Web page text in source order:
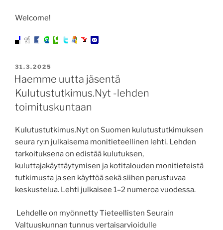
Welcome!
JULKAISTU
31.3.2025
Haemme uutta jäsentä
Kulutustutkimus.Nyt -lehden
toimituskuntaan
Kulutustutkimus.Nyt on Suomen kulutustutkimuksen
seura ry:n julkaisema monitieteellinen lehti. Lehden
tarkoituksena on edistää kulutuksen,
kuluttajakäyttäytymisen ja kotitalouden monitieteistä
tutkimusta ja sen käyttöä sekä siihen perustuvaa
keskustelua. Lehti julkaisee 1–2 numeroa vuodessa.
Lehdelle on myönnetty Tieteellisten Seurain
Valtuuskunnan tunnus vertaisarvioidulle